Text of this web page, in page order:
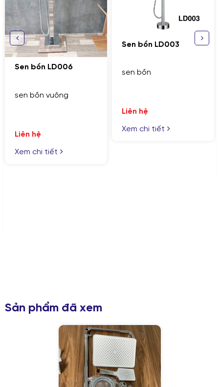
GỬI THÔNG TIN ĐỂ CHÚNG TÔI TƯ VẤN
CHO BẠN
LD006
vuông
Sen bồn LD003
Sản phẩm đã xem